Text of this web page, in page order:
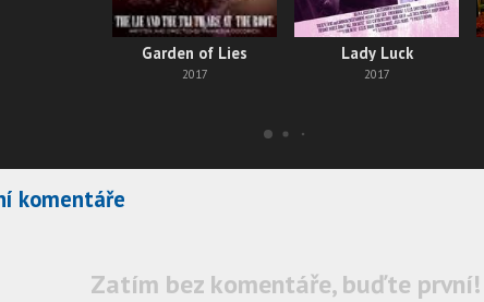
Garden of Lies
2017
Lady Luck
2017
komentáře
Zatím bez komentáře, buďte první!